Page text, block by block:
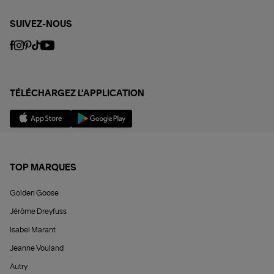
SUIVEZ-NOUS
TÉLÉCHARGEZ L'APPLICATION
TOP MARQUES
Golden Goose
Jérôme Dreyfuss
Isabel Marant
Jeanne Vouland
Autry